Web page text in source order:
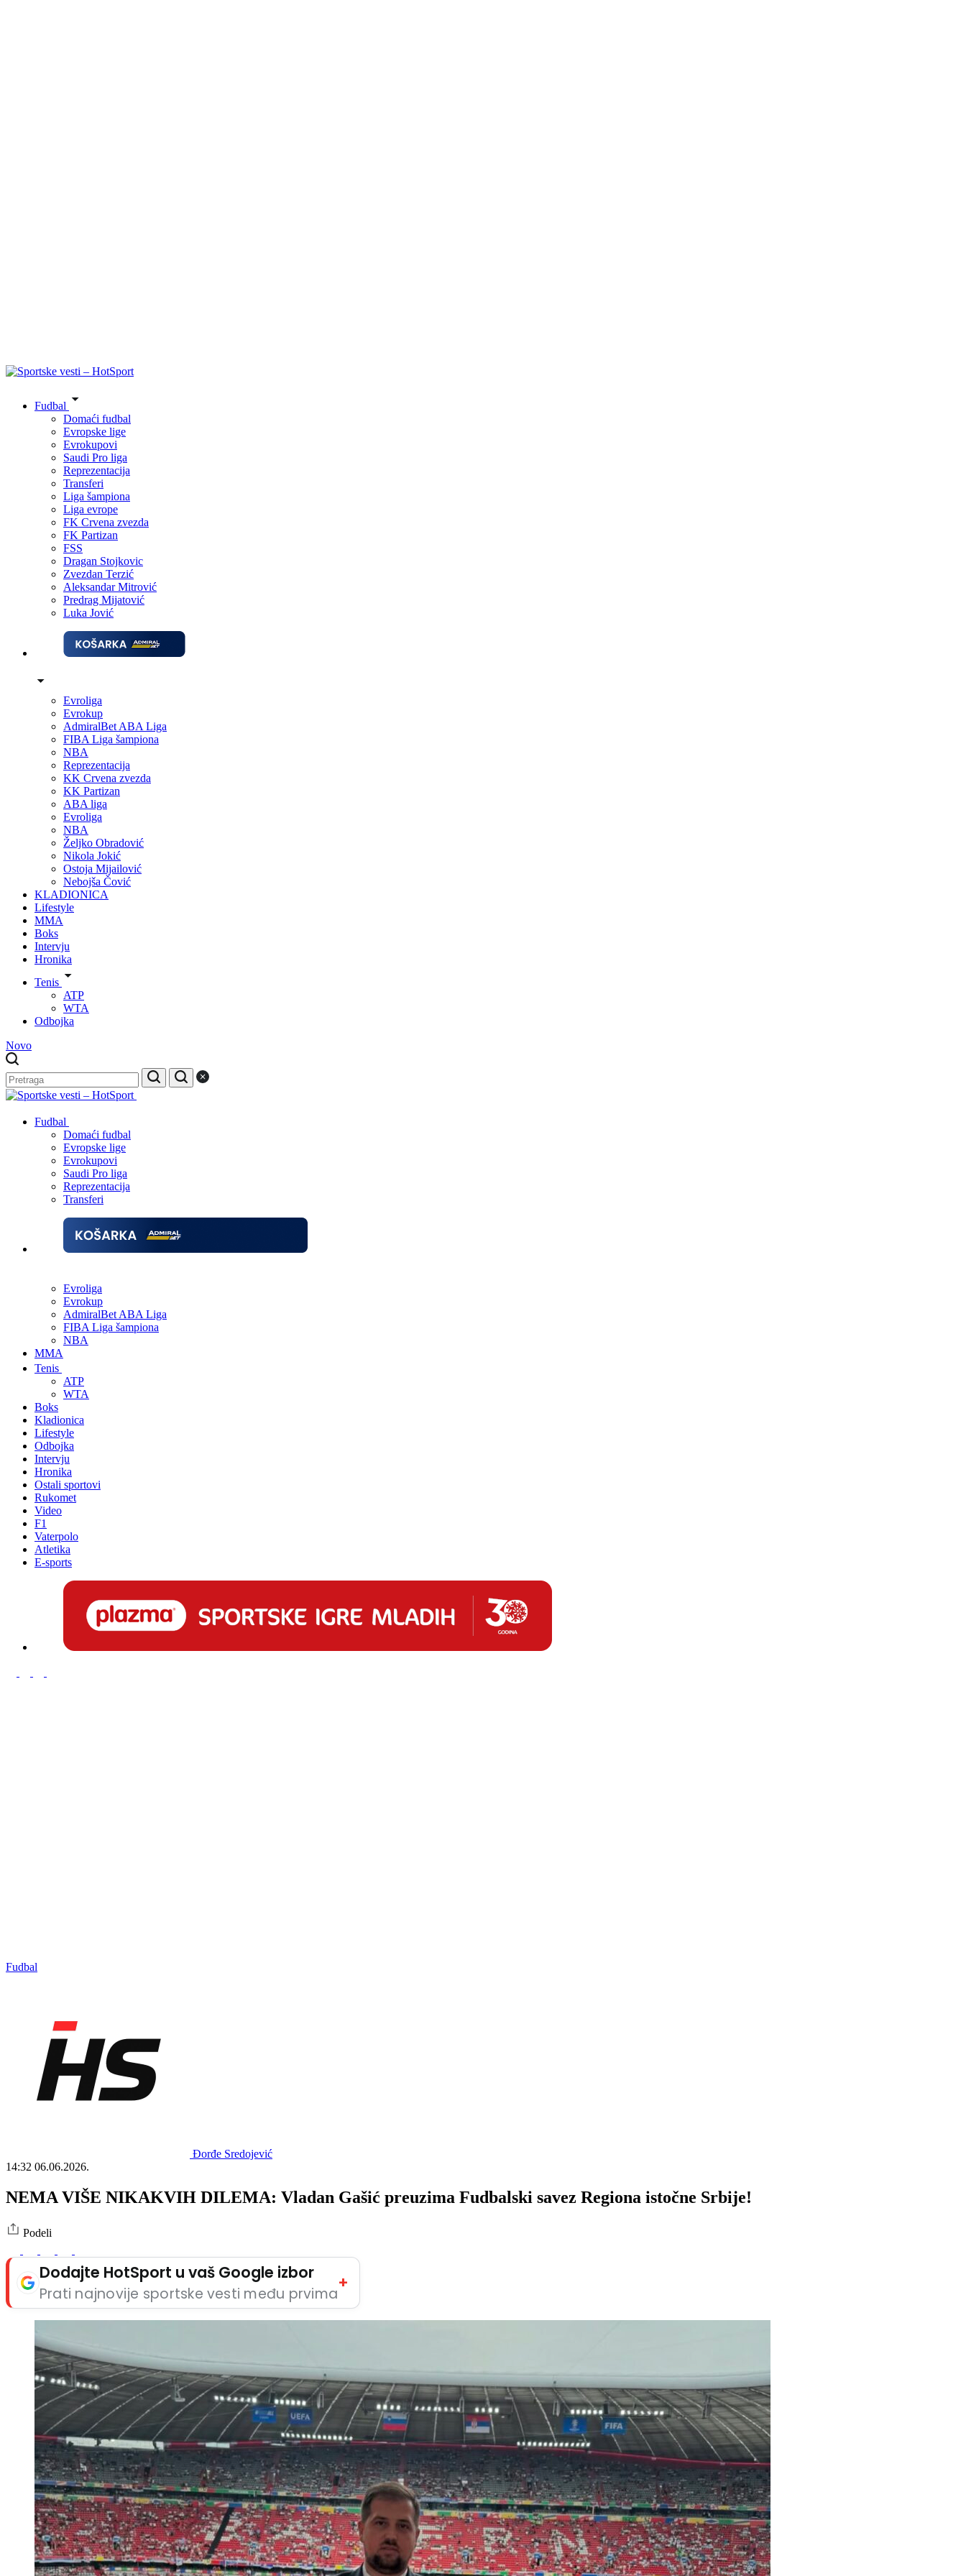
Fudbal
Domaći fudbal
Evropske lige
Evrokupovi
Saudi Pro liga
Reprezentacija
Transferi
Liga šampiona
Liga evrope
FK Crvena zvezda
FK Partizan
FSS
Dragan Stojkovic
Zvezdan Terzić
Aleksandar Mitrović
Predrag Mijatović
Luka Jović
Evroliga
Evrokup
AdmiralBet ABA Liga
FIBA Liga šampiona
NBA
Reprezentacija
KK Crvena zvezda
KK Partizan
ABA liga
Evroliga
NBA
Željko Obradović
Nikola Jokić
Ostoja Mijailović
Nebojša Čović
KLADIONICA
Lifestyle
MMA
Boks
Intervju
Hronika
Tenis
ATP
WTA
Odbojka
Novo
Fudbal
Domaći fudbal
Evropske lige
Evrokupovi
Saudi Pro liga
Reprezentacija
Transferi
Evroliga
Evrokup
AdmiralBet ABA Liga
FIBA Liga šampiona
NBA
MMA
Tenis
ATP
WTA
Boks
Kladionica
Lifestyle
Odbojka
Intervju
Hronika
Ostali sportovi
Rukomet
Video
F1
Vaterpolo
Atletika
E-sports
Fudbal
Đorđe Sredojević
14:32 06.06.2026.
NEMA VIŠE NIKAKVIH DILEMA: Vladan Gašić preuzima Fudbalski savez Regiona istočne Srbije!
Podeli
Dodajte HotSport u vaš Google izbor
Prati najnovije sportske vesti među prvima
+